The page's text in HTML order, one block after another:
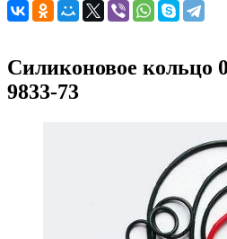
Силиконовое кольцо
9833-73